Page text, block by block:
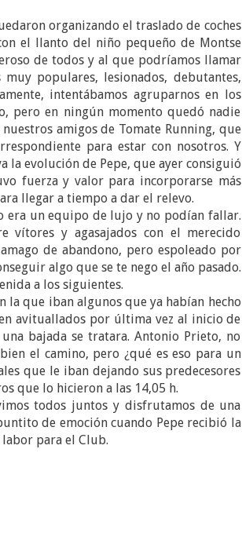
organizando el traslado de coches
el llanto del niño pequeño de Montse
de todos y al que podríamos llamar
populares, lesionados, debutantes,
intentábamos agruparnos en los
pero en ningún momento quedó nadie
amigos de Tomate Running, que
para estar con nosotros. Y
la evolución de Pepe, que ayer consiguió
fuerza y valor para incorporarse más
llegar a tiempo a dar el relevo.
era un equipo de lujo y no podían fallar.
vítores y agasajados con el merecido
de abandono, pero espoleado por
algo que se te nego el año pasado.
a los siguientes.
la que iban algunos que ya habían hecho
avituallados por última vez al inicio de
bajada se tratara. Antonio Prieto, no
el camino, pero ¿qué es eso para un
que le iban dejando sus predecesores
que lo hicieron a las 14,05 h.
todos juntos y disfrutamos de una
de emoción cuando Pepe recibió la
para el Club.